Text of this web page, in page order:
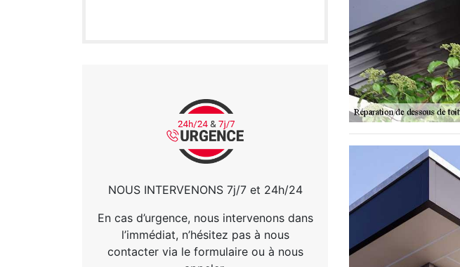
NOUS INTERVENONS 7j/7 et 24h/24
En cas d’urgence, nous intervenons dans
l’immédiat, n’hésitez pas à nous
contacter via le formulaire ou à nous